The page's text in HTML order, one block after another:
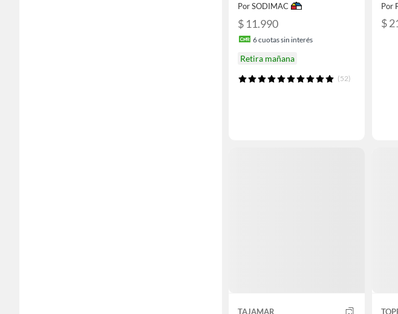
Por SODIMAC
$ 11.990
6cuotas sin interés
Retira mañana
(52)
Por
$
TAJAMAR